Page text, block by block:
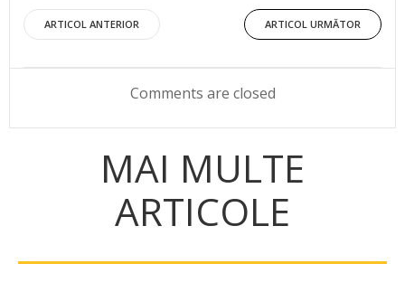
Post
navigation
ARTICOL ANTERIOR
Post
navigation
ARTICOL URMĂTOR
Comments are closed
MAI MULTE
ARTICOLE